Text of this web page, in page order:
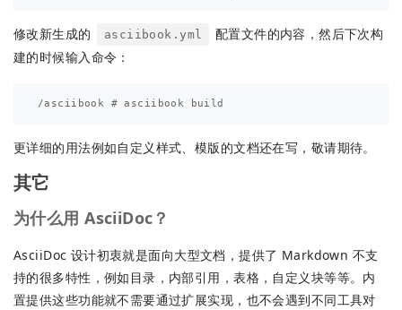
修改新生成的 asciibook.yml
配置文件的内容，然后下次构
建的时候输入命令：
更详细的用法例如自定义样式、模版的文档还在写，敬请期待。
其它
为什么用 AsciiDoc？
AsciiDoc 设计初衷就是面向大型文档，提供了 Markdown 不支
持的很多特性，例如目录，内部引用，表格，自定义块等等。内
置提供这些功能就不需要通过扩展实现，也不会遇到不同工具对